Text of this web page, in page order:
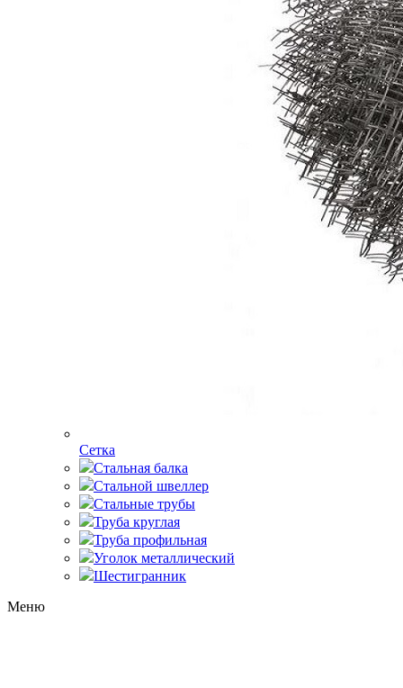
Сетка
Стальная балка
Стальной швеллер
Стальные трубы
Труба круглая
Труба профильная
Уголок металлический
Шестигранник
Меню